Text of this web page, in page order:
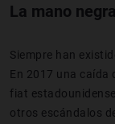
La mano
Siempre han
En 2017 una caída
fiat
otros escándalos